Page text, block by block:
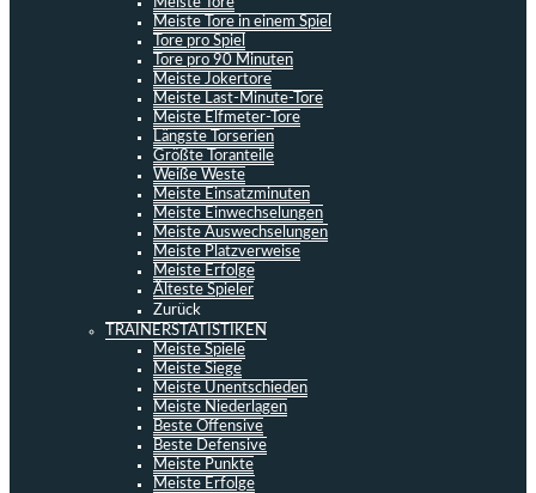
Meiste Tore in einem Spiel
Tore pro Spiel
Tore pro 90 Minuten
Meiste Jokertore
Meiste Last-Minute-Tore
Meiste Elfmeter-Tore
Längste Torserien
Größte Toranteile
Weiße Weste
Meiste Einsatzminuten
Meiste Einwechselungen
Meiste Auswechselungen
Meiste Platzverweise
Meiste Erfolge
Älteste Spieler
Zurück
TRAINERSTATISTIKEN
Meiste Spiele
Meiste Siege
Meiste Unentschieden
Meiste Niederlagen
Beste Offensive
Beste Defensive
Meiste Punkte
Meiste Erfolge